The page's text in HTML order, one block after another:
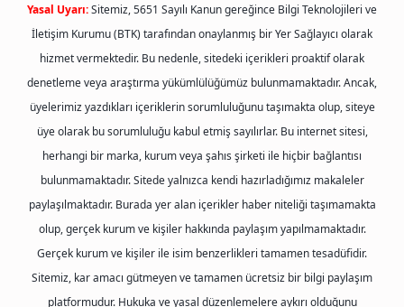
Yasal Uyarı:Sitemiz, 5651 Sayılı Kanun gereğince Bilgi Teknolojileri ve
İletişim Kurumu (BTK) tarafından onaylanmış bir Yer Sağlayıcı olarak
hizmet vermektedir. Bu nedenle, sitedeki içerikleri proaktif olarak
denetleme veya araştırma yükümlülüğümüz bulunmamaktadır. Ancak,
üyelerimiz yazdıkları içeriklerin sorumluluğunu taşımakta olup, siteye
üye olarak bu sorumluluğu kabul etmiş sayılırlar. Bu internet sitesi,
herhangi bir marka, kurum veya şahıs şirketi ile hiçbir bağlantısı
bulunmamaktadır. Sitede yalnızca kendi hazırladığımız makaleler
paylaşılmaktadır. Burada yer alan içerikler haber niteliği taşımamakta
olup, gerçek kurum ve kişiler hakkında paylaşım yapılmamaktadır.
Gerçek kurum ve kişiler ile isim benzerlikleri tamamen tesadüfidir.
Sitemiz, kar amacı gütmeyen ve tamamen ücretsiz bir bilgi paylaşım
platformudur. Hukuka ve yasal düzenlemelere aykırı olduğunu